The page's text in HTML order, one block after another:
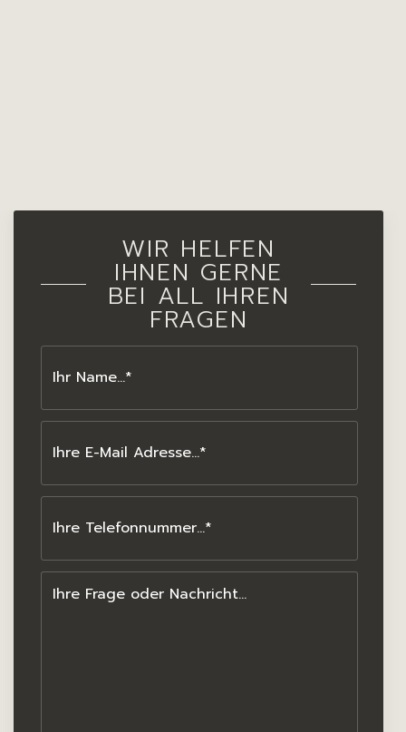
WIR HELFEN
IHNEN GERNE
BEI ALL IHREN
FRAGEN